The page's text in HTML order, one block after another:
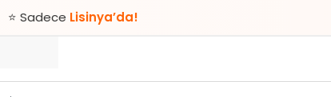
Lisinya’da!